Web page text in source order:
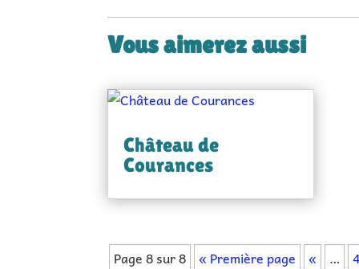
Vous aimerez aussi
Château de
Courances
Page 8 sur 8 « Première page « … 4